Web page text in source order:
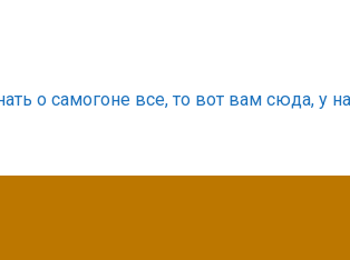
о самогоне все, то вот вам сюда, у